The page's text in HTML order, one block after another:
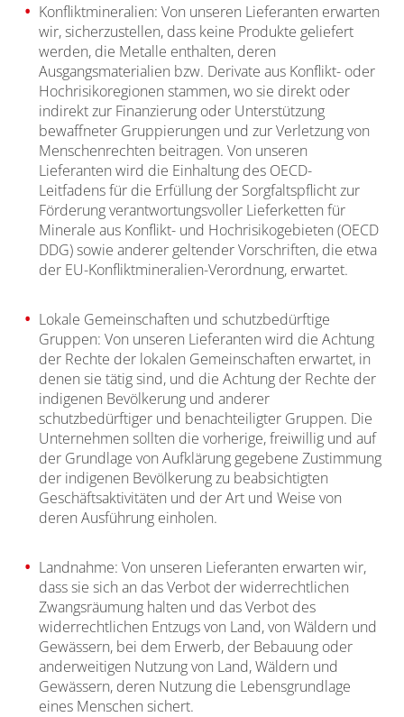
Konfliktmineralien: Von unseren Lieferanten erwarten
wir, sicherzustellen, dass keine Produkte geliefert
werden, die Metalle enthalten, deren
Ausgangsmaterialien bzw. Derivate aus Konflikt- oder
Hochrisikoregionen stammen, wo sie direkt oder
indirekt zur Finanzierung oder Unterstützung
bewaffneter Gruppierungen und zur Verletzung von
Menschenrechten beitragen. Von unseren
Lieferanten wird die Einhaltung des OECD-
Leitfadens für die Erfüllung der Sorgfaltspflicht zur
Förderung verantwortungsvoller Lieferketten für
Minerale aus Konflikt- und Hochrisikogebieten (OECD
DDG) sowie anderer geltender Vorschriften, die etwa
der EU-Konfliktmineralien-Verordnung, erwartet.
Lokale Gemeinschaften und schutzbedürftige
Gruppen: Von unseren Lieferanten wird die Achtung
der Rechte der lokalen Gemeinschaften erwartet, in
denen sie tätig sind, und die Achtung der Rechte der
indigenen Bevölkerung und anderer
schutzbedürftiger und benachteiligter Gruppen. Die
Unternehmen sollten die vorherige, freiwillig und auf
der Grundlage von Aufklärung gegebene Zustimmung
der indigenen Bevölkerung zu beabsichtigten
Geschäftsaktivitäten und der Art und Weise von
deren Ausführung einholen.
Landnahme: Von unseren Lieferanten erwarten wir,
dass sie sich an das Verbot der widerrechtlichen
Zwangsräumung halten und das Verbot des
widerrechtlichen Entzugs von Land, von Wäldern und
Gewässern, bei dem Erwerb, der Bebauung oder
anderweitigen Nutzung von Land, Wäldern und
Gewässern, deren Nutzung die Lebensgrundlage
eines Menschen sichert.